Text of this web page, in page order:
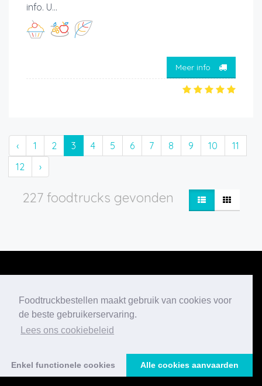
Foodtruckbestellen maakt gebruik van cookies voor
de beste gebruikerservaring.
Lees ons cookiebeleid
Enkel functionele cookies Alle cookies aanvaarden
info. U...
Meer info
‹ 1 2 3 4 5 6 7 8 9 10
11
12
›
227 foodtrucks gevonden
Onze nieuwste
blogberichten